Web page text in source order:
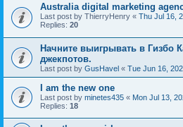
Australia digital marketing
Last post by ThierryHenry « Thu Jul 16,
Replies: 20
Начните выигрывать в Гизбо
джекпотов.
Last post by GusHavel « Tue Jun 16,
I am the new one
Last post by minetes435 « Mon Jul 13,
Replies: 18